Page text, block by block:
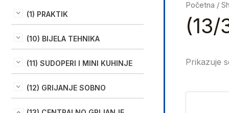
(1) PRAKTIK
(10) BIJELA TEHNIKA
(11) SUDOPERI I MINI KUHINJE
(12) GRIJANJE SOBNO
Početna /
Prikazuje